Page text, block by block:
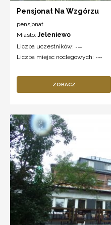
Pensjonat Na Wzgórzu
pensjonat
Miasto:Jeleniewo
Liczba uczestników: ---
Liczba miejsc noclegowych: ---
ZOBACZ